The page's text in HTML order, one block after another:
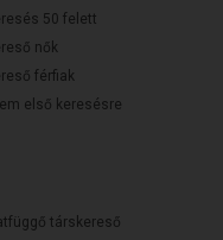
50 felett
nők
férfiak
első keresésre
társkereső